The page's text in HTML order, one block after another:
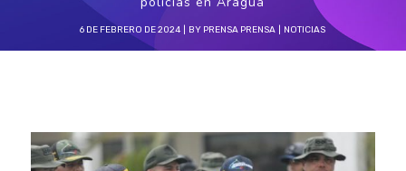
6 DE FEBRERO DE 2024 BY PRENSA PRENSA NOTICIAS